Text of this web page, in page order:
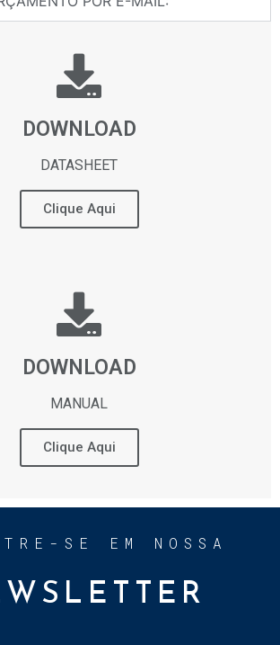
DOWNLOAD
DATASHEET
Clique Aqui
DOWNLOAD
MANUAL
Clique Aqui
SE EM NOSSA